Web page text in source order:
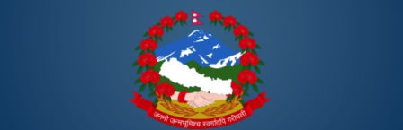
Skip to
main
content